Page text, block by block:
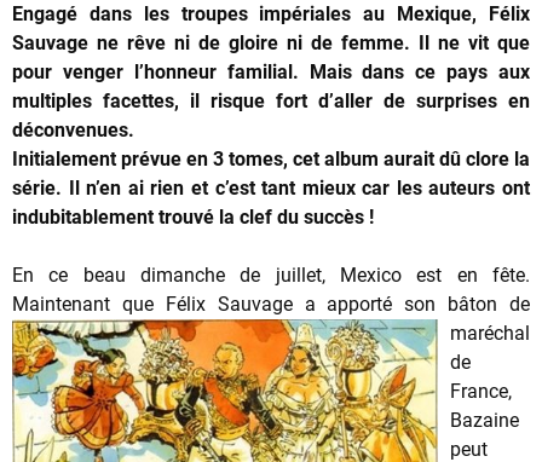
Engagé dans les troupes impériales au Mexique, Félix
Sauvage ne rêve ni de gloire ni de femme. Il ne vit que
pour venger l’honneur familial. Mais dans ce pays aux
multiples facettes, il risque fort d’aller de surprises en
déconvenues.
Initialement prévue en 3 tomes, cet album aurait dû clore la
série. Il n’en ai rien et c’est tant mieux car les auteurs ont
indubitablement trouvé la clef du succès !
En ce beau dimanche de juillet, Mexico est en fête.
Maintenant que Félix Sauvage a apporté son bâton de
maréchal
de
France,
Bazaine
peut